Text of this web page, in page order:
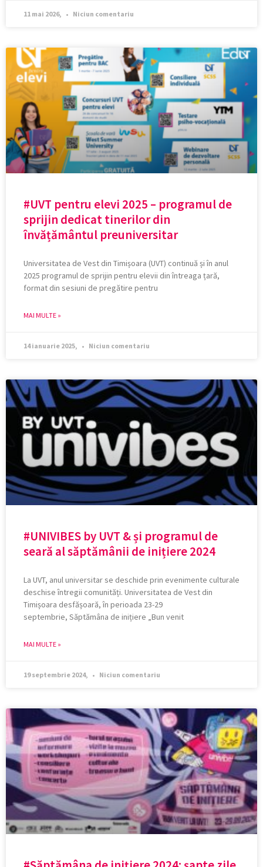
11 mai 2026, Niciun comentariu
#UVT pentru elevi 2025 – programul de
sprijin dedicat tinerilor din
învățământul preuniversitar
Universitatea de Vest din Timișoara (UVT) continuă și în anul
2025 programul de sprijin pentru elevii din întreaga țară,
format din sesiuni de pregătire pentru
MAI MULTE »
14 ianuarie 2025, Niciun comentariu
#UNIVIBES by UVT & și programul de
seară al săptămânii de inițiere 2024
La UVT, anul universitar se deschide prin evenimente culturale
deschise întregii comunități. Universitatea de Vest din
Timișoara desfășoară, în perioada 23-29
septembrie, Săptămâna de inițiere „Bun venit
MAI MULTE »
19 septembrie 2024, Niciun comentariu